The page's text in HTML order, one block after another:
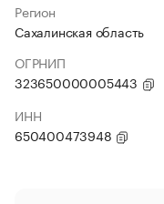
Регион
Сахалинская область
ОГРНИП
323650000005443
ИНН
650400473948